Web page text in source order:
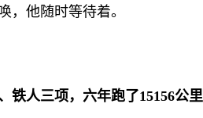
，他随时等待着。
铁人三项，六年跑了15156公里